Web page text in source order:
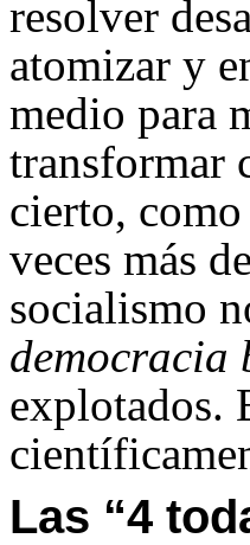
resolver
atomizar y
medio para
transformar
cierto,
veces más
socialismo
democracia
explotados.
Las “4